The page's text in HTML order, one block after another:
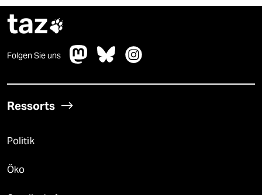
taz
Folgen Sie uns
Ressorts
Politik
Öko